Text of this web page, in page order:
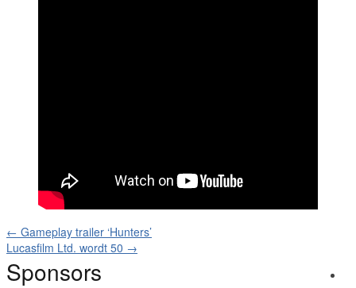
← Gameplay trailer ‘Hunters’
Lucasfilm Ltd. wordt 50 →
Sponsors